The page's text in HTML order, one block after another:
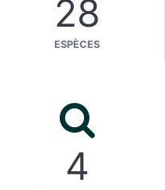
28
ESPÈCES
4